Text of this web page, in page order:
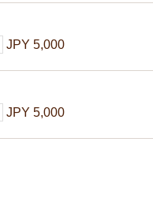
JPY 5,000
JPY 5,000